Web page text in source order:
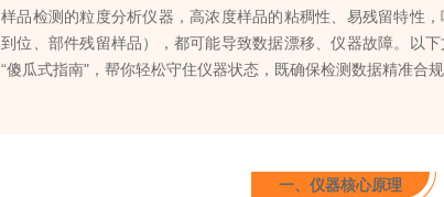
样品检测的粒度分析仪器，高浓度样品的粘稠性、易残留特性
到位、部件残留样品），都可能导致数据漂移、仪器故障。以
“傻瓜式指南"，帮你轻松守住仪器状态，既确保检测数据精准合
一、仪器核心原理